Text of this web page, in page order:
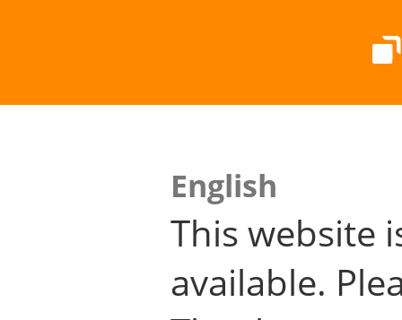
English
This website
available.